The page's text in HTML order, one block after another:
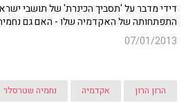
דידי מדבר על 'תסביך הכינרת' של תושבי
התפתחותה של האקדמיה שלו - האם גם
07/01/2013
הרון הרון אקדמיה נחמיה שטרסלר